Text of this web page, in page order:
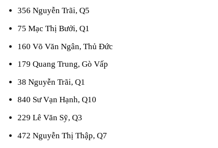
356 Nguyễn Trãi, Q5
75 Mạc Thị Bưởi, Q1
160 Võ Văn Ngân, Thủ Đức
179 Quang Trung, Gò Vấp
38 Nguyễn Trãi, Q1
840 Sư Vạn Hạnh, Q10
229 Lê Văn Sỹ, Q3
472 Nguyễn Thị Thập, Q7